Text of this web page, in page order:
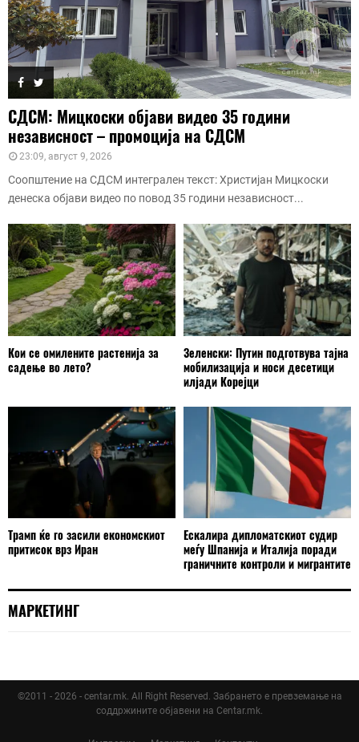
СДСМ: Мицкоски објави видео 35 години
независност – промоција на СДСМ
23:09, август 9, 2026
Соопштение на СДСМ интегрален текст: Христијан Мицкоски
денеска објави видео по повод 35 години независност...
Кои се омилените растенија за
садење во лето?
Зеленски: Путин подготвува тајна
мобилизација и носи десетици
илјади Корејци
Трамп ќе го засили економскиот
притисок врз Иран
Ескалира дипломатскиот судир
меѓу Шпанија и Италија поради
граничните контроли и мигрантите
МАРКЕТИНГ
©2011 - 2026 - centar.mk. All Right Reserved. Забрането е превземање на
соддржините објавени на Centar.mk.